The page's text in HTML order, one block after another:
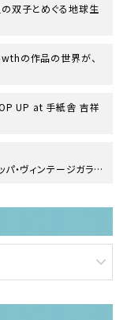
双子とめぐる地球生
の作品の世界が、
UP at 手紙舎 吉祥
・ヴィンテージガラス